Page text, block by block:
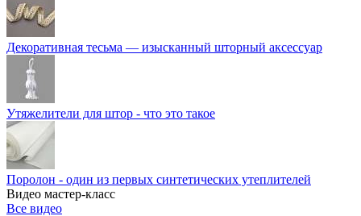
Декоративная тесьма — изысканный шторный аксессуар
Утяжелители для штор - что это такое
Поролон - один из первых синтетических утеплителей
Видео мастер-класс
Все видео